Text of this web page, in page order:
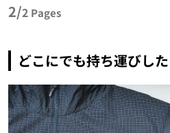
2/2 Pages
どこにでも持ち運びし